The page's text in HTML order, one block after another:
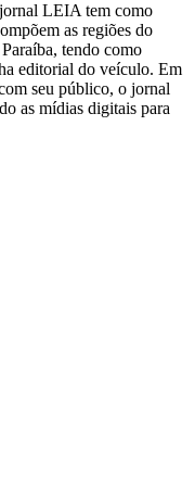
LEIA tem como
as regiões do
tendo como
editorial do veículo. Em
seu público, o jornal
as mídias digitais para